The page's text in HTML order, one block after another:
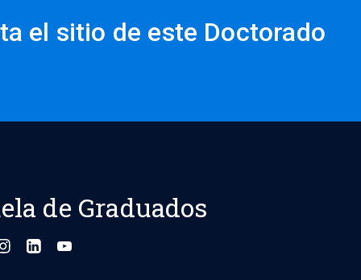
el sitio de este Doctorado
de Graduados